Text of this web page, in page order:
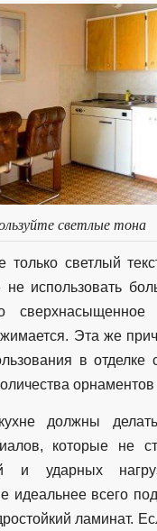
светлые тона
только светлый
использовать
Эта же
в отделке
орнаментов
должны
которые не
и ударных
идеальнее всего
ламинат.